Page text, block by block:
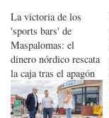
La victoria de los
'sports bars' de
Maspalomas: el
dinero nórdico rescata
la caja tras el apagón
de Alemania y Países
Bajos en la Copa del